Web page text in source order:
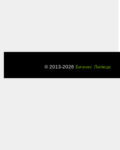
© 2013-2026 Бизнес Липецк